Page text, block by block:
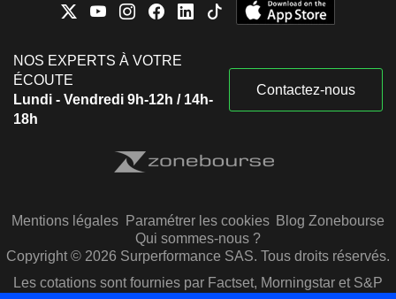
NOS EXPERTS À VOTRE
ÉCOUTE
Lundi - Vendredi 9h-12h / 14h-
18h
Contactez-nous
Mentions légales Paramétrer les cookies Blog Zonebourse
Qui sommes-nous ?
Copyright © 2026 Surperformance SAS. Tous droits réservés.
Les cotations sont fournies par Factset, Morningstar et S&P